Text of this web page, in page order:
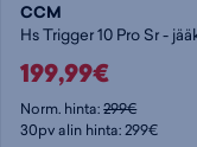
CCM
199,99€
Norm. hinta:299€
30pv alin hinta: 299€